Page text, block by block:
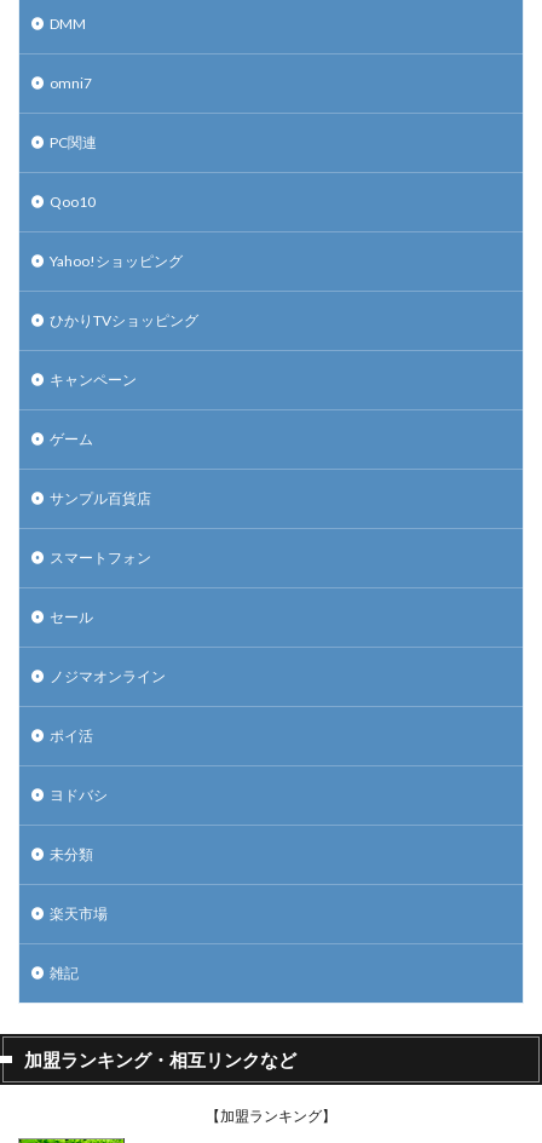
DMM
omni7
PC関連
Qoo10
Yahoo!ショッピング
ひかりTVショッピング
キャンペーン
ゲーム
サンプル百貨店
スマートフォン
セール
ノジマオンライン
ポイ活
ヨドバシ
未分類
楽天市場
雑記
加盟ランキング・相互リンクなど
【加盟ランキング】